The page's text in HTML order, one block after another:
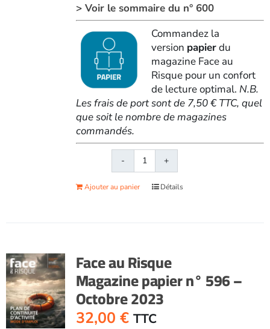
> Voir le sommaire du n° 600
Commandez la
version papierdu
magazine Face au
Risque pour un confort
de lecture optimal. N.B.
Les frais de port sont de 7,50 € TTC, quel
que soit le nombre de magazines
commandés.
quantité
de
Face
600
-
Mars-
avril
2024
Ajouter au panier Détails
Face au Risque
Magazine papier n° 596 –
Octobre 2023
32,00 € TTC